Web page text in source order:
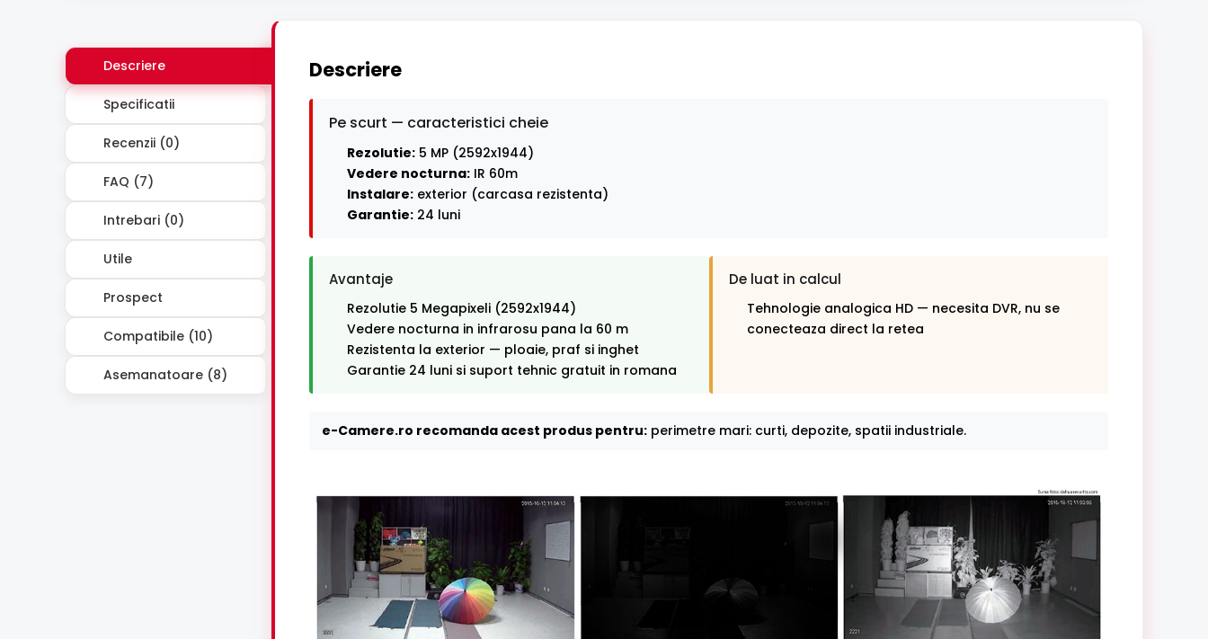
Descriere
Specificatii
Recenzii (0)
FAQ (7)
Intrebari (0)
Utile
Prospect
Compatibile (10)
Asemanatoare (8)
Descriere
Pe scurt — caracteristici cheie
Rezolutie: 5 MP (2592x1944)
Vedere nocturna: IR 60m
Instalare: exterior (carcasa rezistenta)
Garantie: 24 luni
Avantaje
Rezolutie 5 Megapixeli (2592x1944)
Vedere nocturna in infrarosu pana la 60 m
Rezistenta la exterior — ploaie, praf si inghet
Garantie 24 luni si suport tehnic gratuit in romana
De luat in calcul
Tehnologie analogica HD — necesita DVR, nu se
conecteaza direct la retea
e-Camere.ro recomanda acest produs pentru: perimetre mari: curti, depozite, spatii industriale.